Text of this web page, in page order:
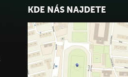
KDE NÁS NAJDETE